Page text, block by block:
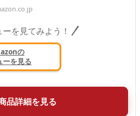
を見てみよう！
の
ーを見る
品詳細を見る